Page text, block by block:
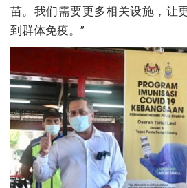
苗。我们需要更多相关设施，让
到群体免疫。”